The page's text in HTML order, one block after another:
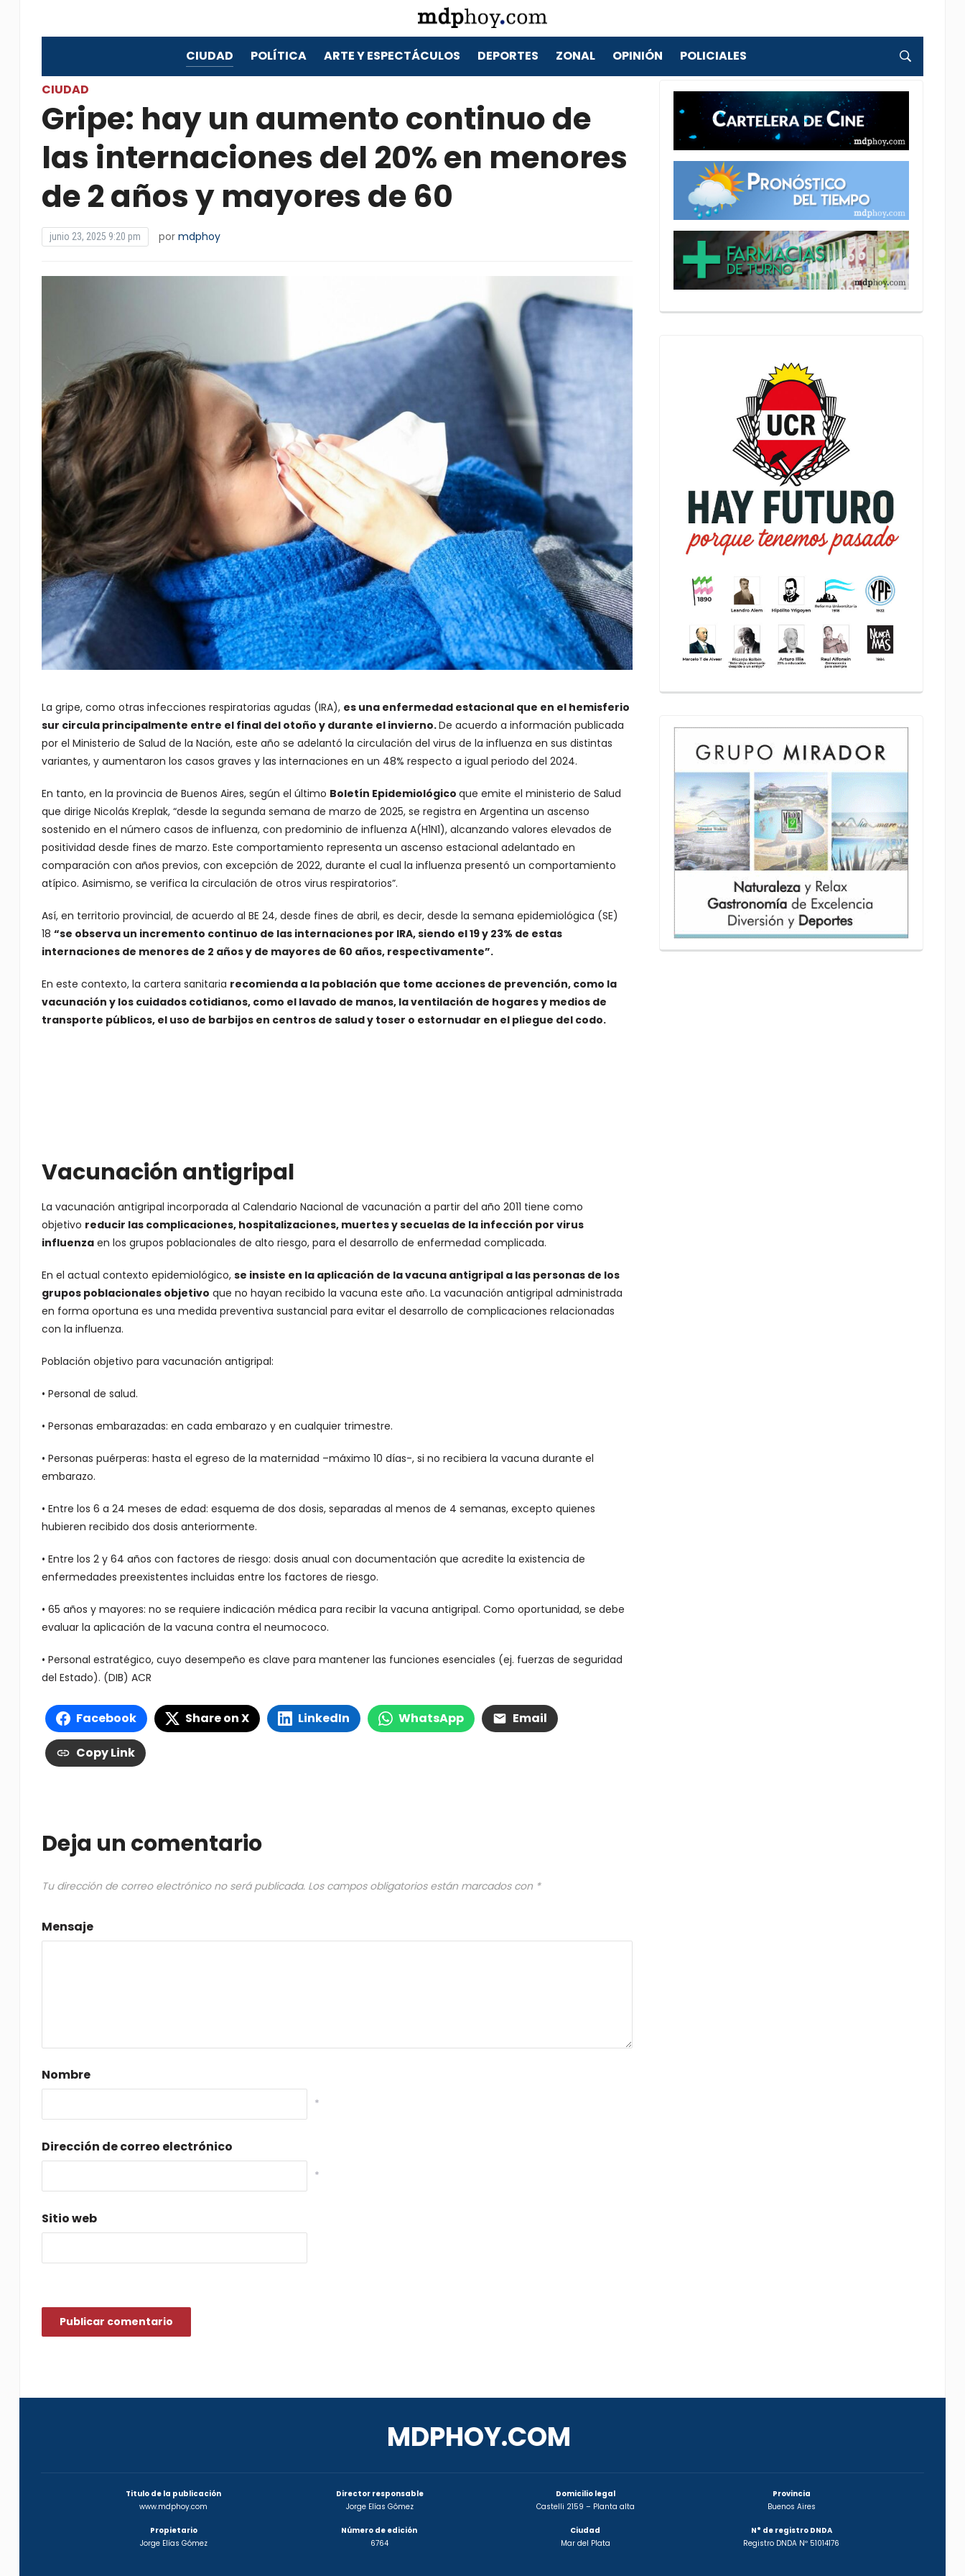
CIUDAD POLÍTICA ARTE Y ESPECTÁCULOS DEPORTES ZONAL OPINIÓN POLICIALES
CIUDAD
Gripe: hay un aumento continuo de
las internaciones del 20% en menores
de 2 años y mayores de 60
junio 23, 2025 9:20 pm por mdphoy
La gripe, como otras infecciones respiratorias agudas (IRA), es una enfermedad estacional que en el hemisferio
sur circula principalmente entre el final del otoño y durante el invierno.De acuerdo a información publicada
por el Ministerio de Salud de la Nación, este año se adelantó la circulación del virus de la influenza en sus distintas
variantes, y aumentaron los casos graves y las internaciones en un 48% respecto a igual periodo del 2024.
En tanto, en la provincia de Buenos Aires, según el último Boletín Epidemiológico que emite el ministerio de Salud
que dirige Nicolás Kreplak, “desde la segunda semana de marzo de 2025, se registra en Argentina un ascenso
sostenido en el número casos de influenza, con predominio de influenza A(H1N1), alcanzando valores elevados de
positividad desde fines de marzo. Este comportamiento representa un ascenso estacional adelantado en
comparación con años previos, con excepción de 2022, durante el cual la influenza presentó un comportamiento
atípico. Asimismo, se verifica la circulación de otros virus respiratorios”.
Así, en territorio provincial, de acuerdo al BE 24, desde fines de abril, es decir, desde la semana epidemiológica (SE)
18 “se observa un incremento continuo de las internaciones por IRA, siendo el 19 y 23% de estas
internaciones de menores de 2 años y de mayores de 60 años, respectivamente”.
En este contexto, la cartera sanitaria recomienda a la población que tome acciones de prevención, como la
vacunación y los cuidados cotidianos, como el lavado de manos, la ventilación de hogares y medios de
transporte públicos, el uso de barbijos en centros de salud y toser o estornudar en el pliegue del codo.
Vacunación antigripal
La vacunación antigripal incorporada al Calendario Nacional de vacunación a partir del año 2011 tiene como
objetivo reducir las complicaciones, hospitalizaciones, muertes y secuelas de la infección por virus
influenzaen los grupos poblacionales de alto riesgo, para el desarrollo de enfermedad complicada.
En el actual contexto epidemiológico, se insiste en la aplicación de la vacuna antigripal a las personas de los
grupos poblacionales objetivo que no hayan recibido la vacuna este año. La vacunación antigripal administrada
en forma oportuna es una medida preventiva sustancial para evitar el desarrollo de complicaciones relacionadas
con la influenza.
Población objetivo para vacunación antigripal:
• Personal de salud.
• Personas embarazadas: en cada embarazo y en cualquier trimestre.
• Personas puérperas: hasta el egreso de la maternidad –máximo 10 días-, si no recibiera la vacuna durante el
embarazo.
• Entre los 6 a 24 meses de edad: esquema de dos dosis, separadas al menos de 4 semanas, excepto quienes
hubieren recibido dos dosis anteriormente.
• Entre los 2 y 64 años con factores de riesgo: dosis anual con documentación que acredite la existencia de
enfermedades preexistentes incluidas entre los factores de riesgo.
• 65 años y mayores: no se requiere indicación médica para recibir la vacuna antigripal. Como oportunidad, se debe
evaluar la aplicación de la vacuna contra el neumococo.
• Personal estratégico, cuyo desempeño es clave para mantener las funciones esenciales (ej. fuerzas de seguridad
del Estado). (DIB) ACR
Facebook Share on X LinkedIn WhatsApp Email
Copy Link
Deja un comentario
Tu dirección de correo electrónico no será publicada. Los campos obligatorios están marcados con *
Mensaje
Nombre
*
Dirección de correo electrónico
*
Sitio web
MDPHOY.COM
Titulo de la publicación
www.mdphoy.com
Propietario
Jorge Elías Gómez
Director responsable
Jorge Elías Gómez
Número de edición
6764
Domicilio legal
Castelli 2159 – Planta alta
Ciudad
Mar del Plata
Provincia
Buenos Aires
N° de registro DNDA
Registro DNDA Nº 51014176